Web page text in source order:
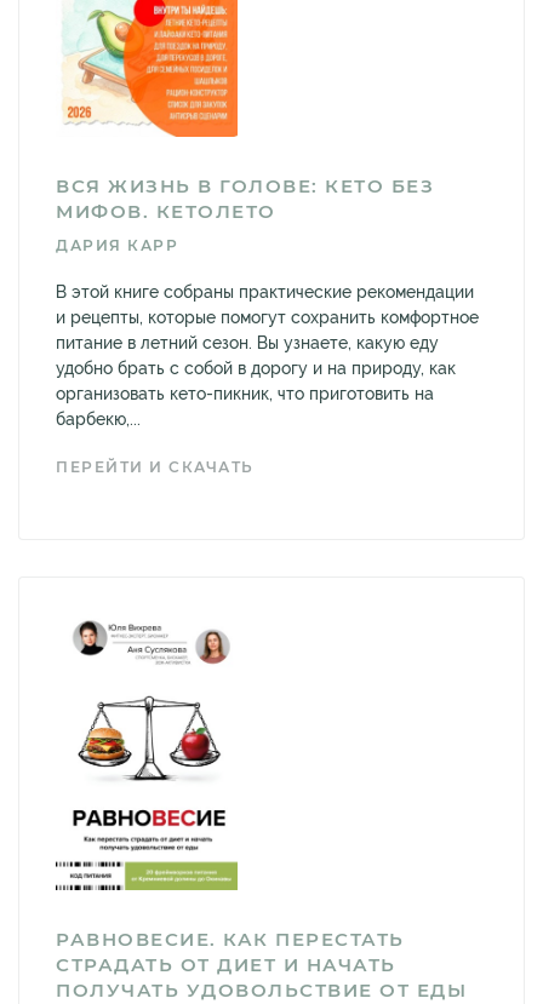
ВСЯ ЖИЗНЬ В ГОЛОВЕ: КЕТО БЕЗ
МИФОВ. КЕТОЛЕТО
ДАРИЯ КАРР
В этой книге собраны практические рекомендации
и рецепты, которые помогут сохранить комфортное
питание в летний сезон. Вы узнаете, какую еду
удобно брать с собой в дорогу и на природу, как
организовать кето-пикник, что приготовить на
барбекю,...
ПЕРЕЙТИ И СКАЧАТЬ
РАВНОВЕСИЕ. КАК ПЕРЕСТАТЬ
СТРАДАТЬ ОТ ДИЕТ И НАЧАТЬ
ПОЛУЧАТЬ УДОВОЛЬСТВИЕ ОТ ЕДЫ